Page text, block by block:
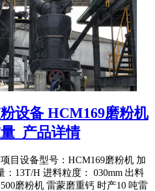
设备 HCM169磨粉机
_产品详情
目设备型号：HCM169磨粉机 加
：13T/H 进料粒度： 030mm 出料
磨粉机 雷蒙磨重钙 时产10 吨雷